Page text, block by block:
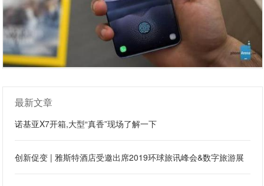
最新文章
诺基亚X7开箱,大型“真香”现场了解一下
创新促变 | 雅斯特酒店受邀出席2019环球旅讯峰会&数字旅游展